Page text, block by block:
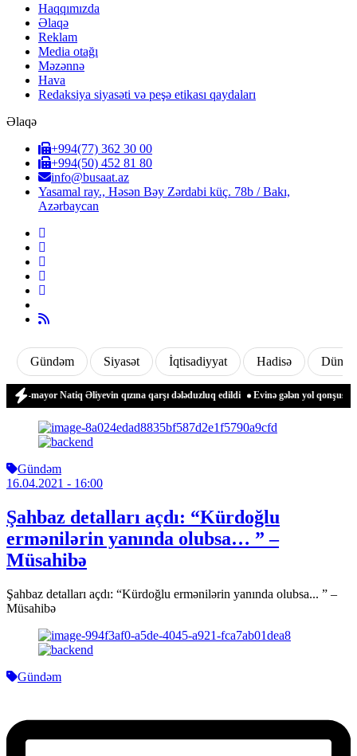
Haqqımızda
Əlaqə
Reklam
Media otağı
Məzənnə
Hava
Redaksiya siyasəti və peşə etikası qaydaları
Əlaqə
+994(77) 362 30 00
+994(50) 452 81 80
info@busaat.az
Yasamal ray., Həsən Bəy Zərdabi küç. 78b / Bakı,
Azərbaycan
Gündəm Siyasət İqtisadiyyat Hadisə Dünya
mayor Natiq Əliyevin qızına qarşı dələduzluq edildi Evinə gələn yol qonşusu
Gündəm
16.04.2021 - 16:00
Şahbaz detalları açdı: “Kürdoğlu
ermənilərin yanında olubsa… ” –
Müsahibə
Şahbaz detalları açdı: “Kürdoğlu ermənilərin yanında olubsa... ” –
Müsahibə
Gündəm